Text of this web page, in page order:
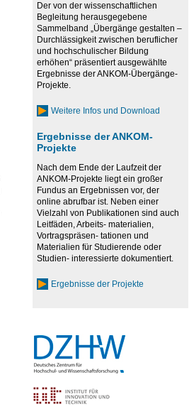
Der von der wissenschaftlichen
Begleitung herausgegebene
Sammelband „Übergänge gestalten –
Durchlässigkeit zwischen beruflicher
und hochschulischer Bildung
erhöhen“ präsentiert ausgewählte
Ergebnisse der ANKOM-Übergänge-
Projekte.
Weitere Infos und Download
Ergebnisse der ANKOM-
Projekte
Nach dem Ende der Laufzeit der
ANKOM-Projekte liegt ein großer
Fundus an Ergebnissen vor, der
online abrufbar ist. Neben einer
Vielzahl von Publikationen sind auch
Leitfäden, Arbeits- materialien,
Vortragspräsen- tationen und
Materialien für Studierende oder
Studien- interessierte dokumentiert.
Ergebnisse der Projekte